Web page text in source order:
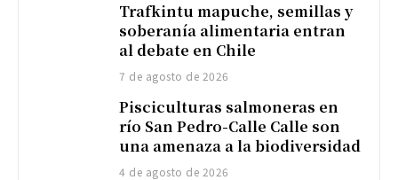
Trafkintu mapuche, semillas y
soberanía alimentaria entran
al debate en Chile
7 de agosto de 2026
Pisciculturas salmoneras en
río San Pedro-Calle Calle son
una amenaza a la biodiversidad
4 de agosto de 2026